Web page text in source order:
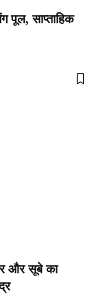
पूल, साप्ताहिक
और सूबे का